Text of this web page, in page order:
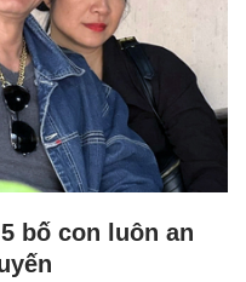
bố con luôn an